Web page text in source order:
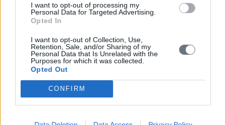
I want to opt-out of processing my
Personal Data for Targeted Advertising.
Opted In
I want to opt-out of Collection, Use,
Retention, Sale, and/or Sharing of my
Personal Data that Is Unrelated with the
Purposes for which it was collected.
Opted Out
CONFIRM
καθορίζεται ως εξης:
55€/άτομο στην διαδρομή των 42 χλμ.
35€/άτομο στην διαδρομή των 10 χλμ.
25€/άτομο στην διαδρομη των 5 χλμ.